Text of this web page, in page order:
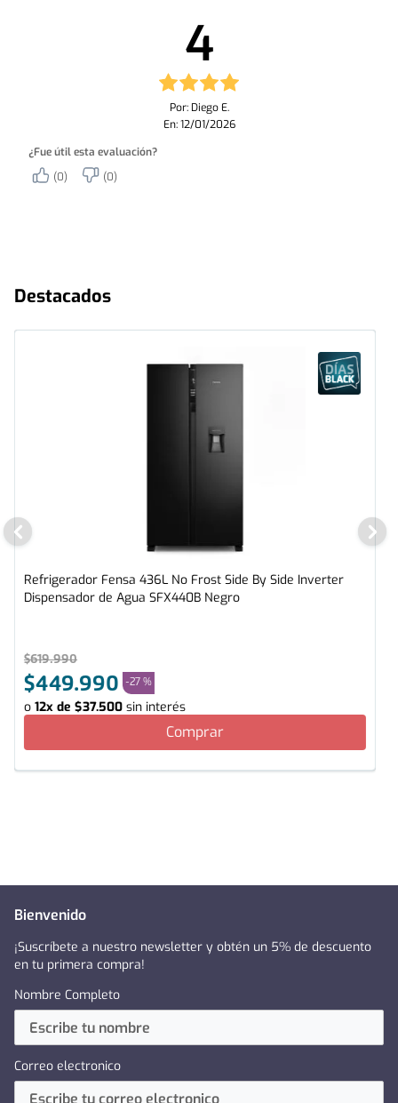
4
Por: Diego E.
En: 12/01/2026
¿Fue útil esta evaluación?
(0)
(0)
Destacados
Refrigerador Fensa 436L No Frost Side By Side Inverter
Dispensador de Agua SFX440B Negro
$619.990
$449.990 -27 %
o 12x de $37.500 sin interés
Comprar
Bienvenido
¡Suscríbete a nuestro newsletter y obtén un 5% de descuento
en tu primera compra!
Nombre Completo
Correo electronico